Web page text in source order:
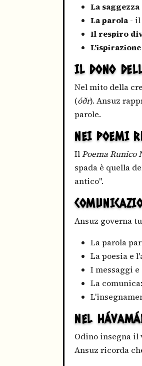
La saggezza
La parola - il
Il respiro
IL DONO
Nel mito della
(óðr). Ansuz
parole.
NEI POEMI
IlPoema Runico
spada è quella
antico".
Ansuz governa
La parola
La poesia e
I messaggi
La
NEL
Odino insegna il
Ansuz ricorda